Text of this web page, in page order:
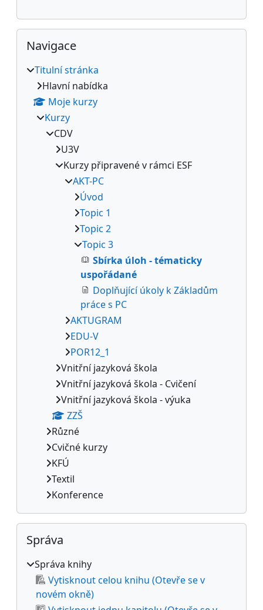
Přeskočit: Navigace
Navigace
Titulní stránka
Hlavní nabídka
Moje kurzy
Kurzy
CDV
U3V
Kurzy připravené v rámci ESF
AKT-PC
Úvod
Topic 1
Topic 2
Topic 3
Sbírka úloh - tématicky
uspořádané
Doplňující úkoly k Základům
práce s PC
AKTUGRAM
EDU-V
POR12_1
Vnitřní jazyková škola
Vnitřní jazyková škola - Cvičení
Vnitřní jazyková škola - výuka
ZZŠ
Různé
Cvičné kurzy
KFÚ
Textil
Konference
Přeskočit: Správa
Správa
Správa knihy
Vytisknout celou knihu (Otevře se v
novém okně)